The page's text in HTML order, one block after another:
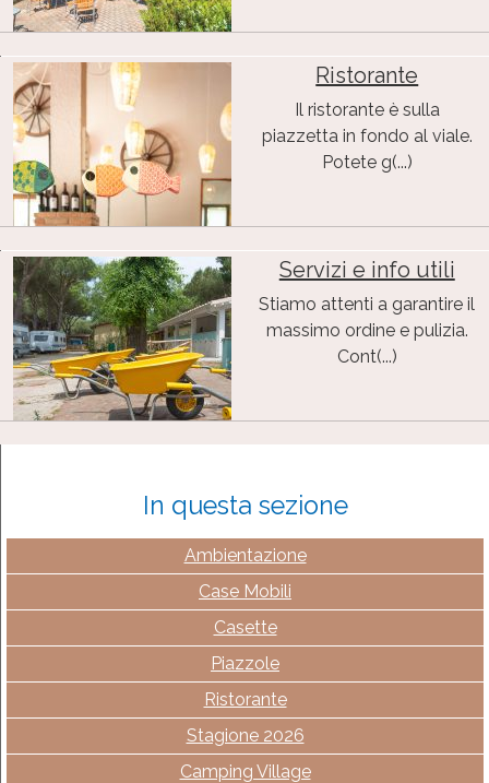
Ristorante
Il ristorante è sulla
piazzetta in fondo al viale.
Potete g(...)
Servizi e info utili
Stiamo attenti a garantire il
massimo ordine e pulizia.
Cont(...)
In questa sezione
Ambientazione
Case Mobili
Casette
Piazzole
Ristorante
Stagione 2026
Camping Village